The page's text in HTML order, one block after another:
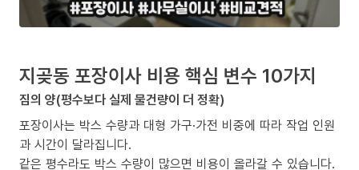
지곶동 포장이사 비용 핵심 변수 10가지
짐의 양(평수보다 실제 물건량이 더 정확)
포장이사는 박스 수량과 대형 가구·가전 비중에 따라 작업 인원
과 시간이 달라집니다.
같은 평수라도 박스 수량이 많으면 비용이 올라갈 수 있습니다.